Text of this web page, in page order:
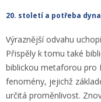
20. století a potřeba
Výraznější odvahu
Přispěly k tomu také
biblickou metaforou pro
fenomény, jejichž
určitá proměnlivost.